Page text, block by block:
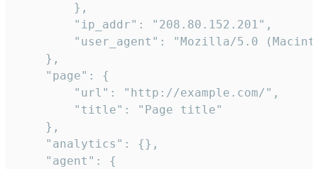
        },
        "ip_addr": "208.80.152.201",
"user_agent": "Mozilla/5.0
    },
    "page": {
        "url": "http://example.com/",
        "title": "Page title"
    },
    "analytics": {},
    "agent": {